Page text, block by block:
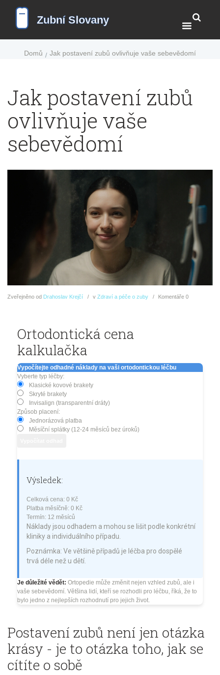
Domů Jak postavení zubů ovlivňuje vaše sebevědomí
Jak postavení zubů
ovlivňuje vaše
sebevědomí
Zveřejněno od Drahoslav Krejčí v Zdraví a péče o zuby Komentáře 0
Ortodontická cena
kalkulačka
Vypočítejte odhadné náklady na vaši ortodontickou léčbu
Vyberte typ léčby:
Klasické kovové brakety
Skryté brakety
Invisalign (transparentní dráty)
Způsob placení:
Jednorázová platba
Měsíční splátky (12-24 měsíců bez úroků)
Výsledek:
Celková cena: 0 Kč
Platba měsíčně: 0 Kč
Termín: 12 měsíců
Náklady jsou odhadem a mohou se lišit podle konkrétní
kliniky a individuálního případu.
Poznámka: Ve většině případů je léčba pro dospělé
trvá déle než u dětí.
Je důležité vědět: Ortopedie může změnit nejen vzhled zubů, ale i
vaše sebevědomí. Většina lidí, kteří se rozhodli pro léčbu, říká, že to
bylo jedno z nejlepších rozhodnutí pro jejich život.
Postavení zubů není jen otázka
krásy - je to otázka toho, jak se
cítíte o sobě